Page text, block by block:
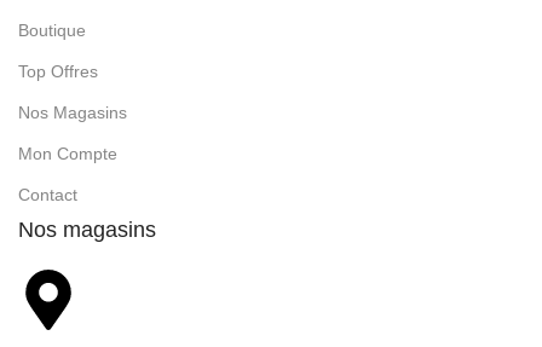
Boutique
Top Offres
Nos Magasins
Mon Compte
Contact
Nos magasins